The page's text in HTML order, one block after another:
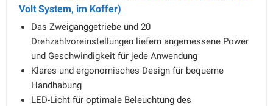
Volt System, im Koffer)
Das Zweiganggetriebe und 20
Drehzahlvoreinstellungen liefern angemessene Power
und Geschwindigkeit für jede Anwendung
Klares und ergonomisches Design für bequeme
Handhabung
LED-Licht für optimale Beleuchtung des